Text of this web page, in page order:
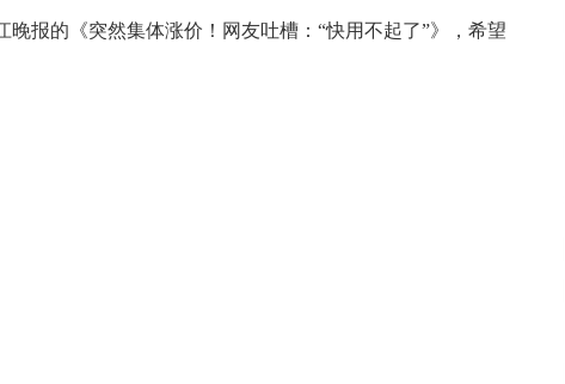
报的《突然集体涨价！网友吐槽：“快用不起了”》，希望